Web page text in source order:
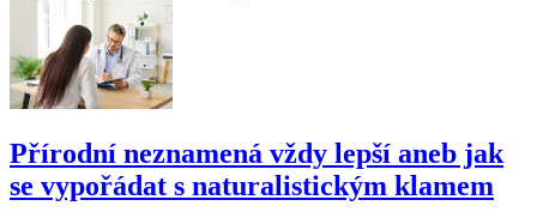
Přírodní neznamená vždy lepší aneb jak
se vypořádat s naturalistickým klamem